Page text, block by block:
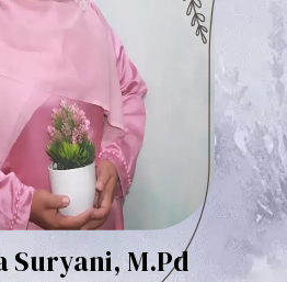
Suryani, M.Pd